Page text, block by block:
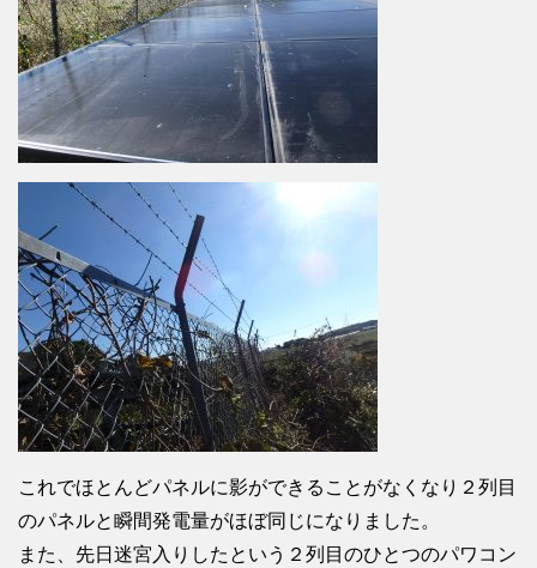
これでほとんどパネルに影ができることがなくなり２列目
のパネルと瞬間発電量がほぼ同じになりました。
また、先日迷宮入りしたという２列目のひとつのパワコン